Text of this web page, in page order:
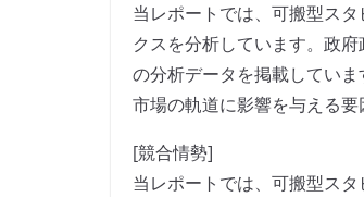
当レポートでは、可搬型ス
クスを分析しています。政
の分析データを掲載してい
市場の軌道に影響を与える要
[競合情勢]
当レポートでは、可搬型ス